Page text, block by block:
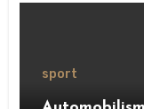
sport